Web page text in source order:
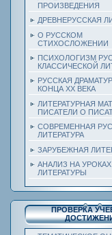
ПРОИЗВЕДЕНИЯ
ДРЕВНЕРУССКАЯ
О РУССКОМ
СТИХОСЛОЖЕНИИ
ПСИХОЛОГИЗМ
КЛАССИЧЕСКОЙ
РУССКАЯ
КОНЦА ХХ ВЕКА
ЛИТЕРАТУРНАЯ
ПИСАТЕЛИ О
СОВРЕМЕННАЯ
ЛИТЕРАТУРА
ЗАРУБЕЖНАЯ
АНАЛИЗ НА УРОКАХ
ЛИТЕРАТУРЫ
ПРОВЕРКА